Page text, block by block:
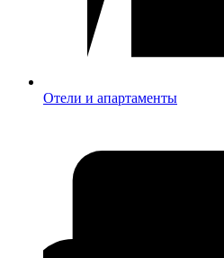
Отели и апартаменты